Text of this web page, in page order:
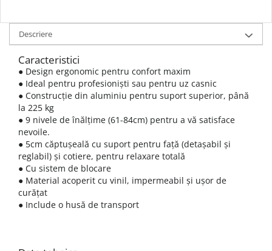
Descriere
Caracteristici
● Design ergonomic pentru confort maxim
● Ideal pentru profesioniști sau pentru uz casnic
● Construcție din aluminiu pentru suport superior, până
la 225 kg
● 9 nivele de înălțime (61-84cm) pentru a vă satisface
nevoile.
● 5cm căptușeală cu suport pentru față (detașabil și
reglabil) și cotiere, pentru relaxare totală
● Cu sistem de blocare
● Material acoperit cu vinil, impermeabil și ușor de
curățat
● Include o husă de transport